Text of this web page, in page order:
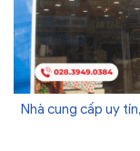
Nhà cung cấp uy